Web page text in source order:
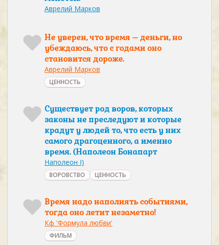
Аврелий Марков
Не уверен, что время – деньги, но
убеждаюсь, что с годами оно
становится дороже.
Аврелий Марков
ЦЕННОСТЬ
Существует род воров, которых
законы не преследуют и которые
крадут у людей то, что есть у них
самого драгоценного, а именно
время. (Наполеон Бонапарт
Наполеон I)
ВОРОВСТВО ЦЕННОСТЬ
Время надо наполнять событиями,
тогда оно летит незаметно!
Кф 'Формула любви'
ФИЛЬМ